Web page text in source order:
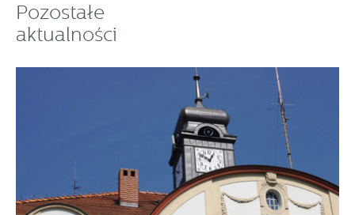
Pozostałe
aktualności